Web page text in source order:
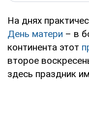
На днях
День матери – в
континента этот
второе
здесь праздник